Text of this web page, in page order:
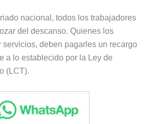
nacional, todos los trabajadores
del descanso. Quienes los
servicios, deben pagarles un recargo
a lo establecido por la Ley de
(LCT).